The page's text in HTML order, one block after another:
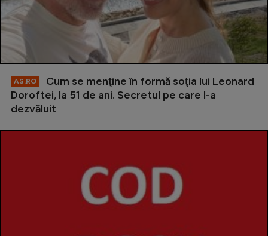
AS.RO
Cum se menţine în formă soţia lui Leonard
Doroftei, la 51 de ani. Secretul pe care l-a
dezvăluit